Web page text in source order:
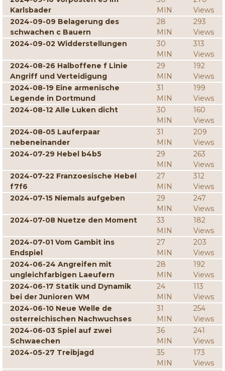
Karlsbader
MIN
Views
2024-09-09 Belagerung des
schwachen c Bauern
28
MIN
293
Views
2024-09-02 Widderstellungen
30
MIN
313
Views
2024-08-26 Halboffene f Linie
Angriff und Verteidigung
29
MIN
192
Views
2024-08-19 Eine armenische
Legende in Dortmund
31
MIN
199
Views
2024-08-12 Alle Luken dicht
30
MIN
160
Views
2024-08-05 Lauferpaar
nebeneinander
31
MIN
209
Views
2024-07-29 Hebel b4b5
29
MIN
263
Views
2024-07-22 Franzoesische Hebel
f7f6
27
MIN
312
Views
2024-07-15 Niemals aufgeben
29
MIN
247
Views
2024-07-08 Nuetze den Moment
33
MIN
182
Views
2024-07-01 Vom Gambit ins
Endspiel
27
MIN
203
Views
2024-06-24 Angreifen mit
ungleichfarbigen Laeufern
28
MIN
192
Views
2024-06-17 Statik und Dynamik
bei der Junioren WM
24
MIN
113
Views
2024-06-10 Neue Welle de
osterreichischen Nachwuchses
31
MIN
254
Views
2024-06-03 Spiel auf zwei
Schwaechen
36
MIN
241
Views
2024-05-27 Treibjagd
35
MIN
173
Views